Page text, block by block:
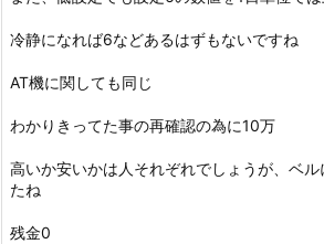
冷静になれば6などあるはずもないですね
AT機に関しても同じ
わかりきってた事の再確認の為に10万
高いか安いかは人それぞれでしょうが、ベ
たね
残金0